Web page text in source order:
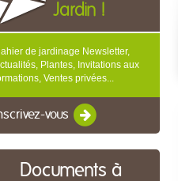
Jardin !
de jardinage Newsletter,
Plantes, Invitations aux
Ventes privées...
vous
Documents à